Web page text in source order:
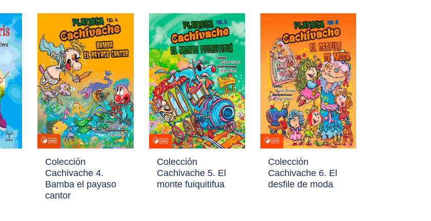
Colección
Cachivache 4.
Bamba el payaso
cantor
Colección
Cachivache 5. El
monte fuiquitifua
Colección
Cachivache 6. El
desfile de moda